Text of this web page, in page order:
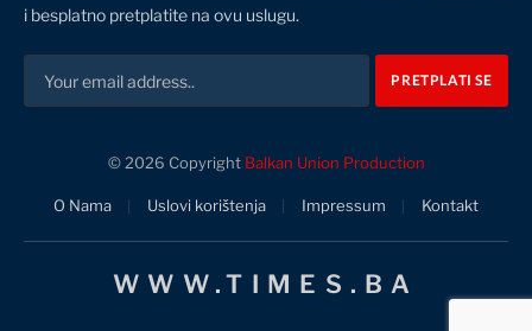
i besplatno pretplatite na ovu uslugu.
© 2026 Copyright Balkan Union Production
O Nama Uslovi korištenja Impressum Kontakt
WWW.TIMES.BA